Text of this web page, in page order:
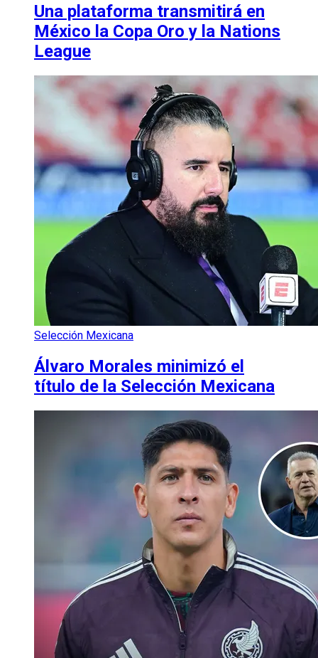
Una plataforma transmitirá en
México la Copa Oro y la Nations
League
Selección Mexicana
Álvaro Morales minimizó el
título de la Selección Mexicana